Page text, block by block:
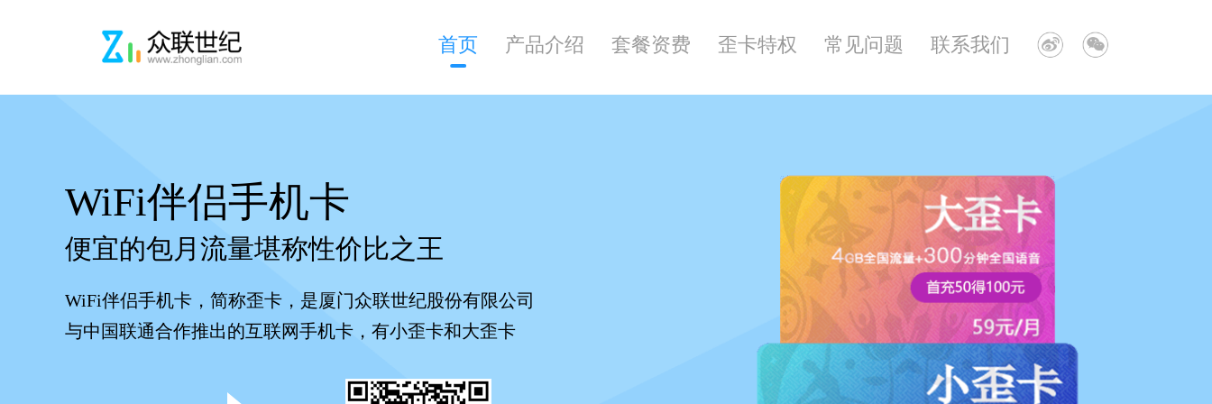
首页 产品介绍 套餐资费 歪卡特权 常见问题 联系我们
WiFi伴侣手机卡
便宜的包月流量堪称性价比之王
WiFi伴侣手机卡，简称歪卡，是厦门众联世纪股份有限公司
与中国联通合作推出的互联网手机卡，有小歪卡和大歪卡